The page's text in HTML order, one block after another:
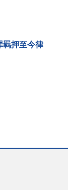
羁押至今律